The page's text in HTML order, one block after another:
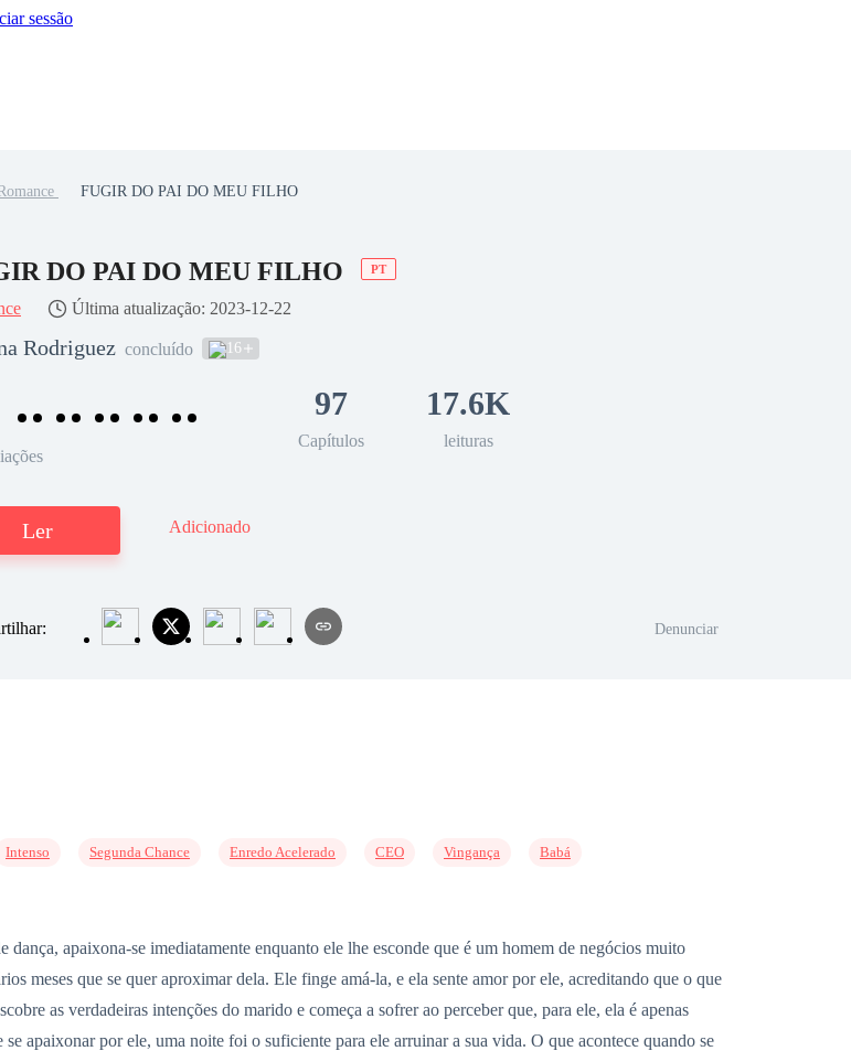
sessão
FUGIR DO PAI DO MEU FILHO
DO PAI DO MEU FILHO PT
Última atualização: 2023-12-22
Rodriguez concluído 16
97
Capítulos
17.6K
leituras
Ler Adicionado
Denunciar
Intenso Segunda Chance Enredo Acelerado CEO Vingança Babá
apaixona-se imediatamente enquanto ele lhe esconde que é um homem de negócios muito
meses que se quer aproximar dela. Ele finge amá-la, e ela sente amor por ele, acreditando que o que
as verdadeiras intenções do marido e começa a sofrer ao perceber que, para ele, ela é apenas
apaixonar por ele, uma noite foi o suficiente para ele arruinar a sua vida. O que acontece quando se